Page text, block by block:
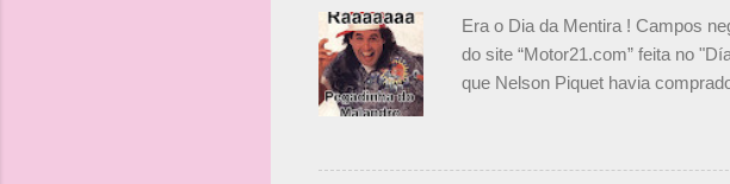
r
i
o
s
Era o Dia da Mentira ! Campos
do site “Motor21.com” feita no
que Nelson Piquet havia
dirigente foi taxativo ao declarar
verdade, nós recebemos uma